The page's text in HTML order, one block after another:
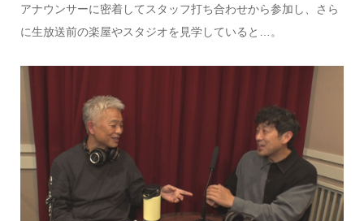
アナウンサーに密着してスタッフ打ち合わせから参加し、さら
に生放送前の楽屋やスタジオを見学していると…。